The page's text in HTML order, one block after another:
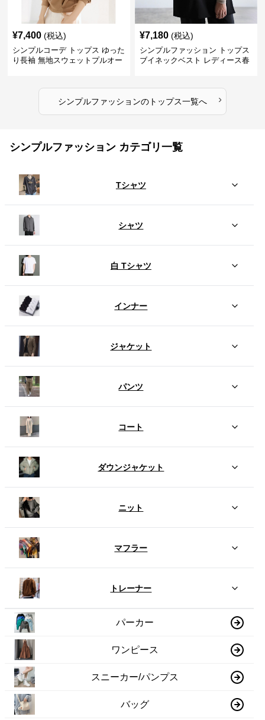
¥7,400 (税込)
シンプルコーデ トップス ゆった
り長袖 無地スウェットプルオー
¥7,180 (税込)
シンプルファッション トップス
ブイネックベスト レディース春
シンプルファッションのトップス一覧へ ›
シンプルファッション カテゴリ一覧
Tシャツ
シャツ
白 Tシャツ
インナー
ジャケット
パンツ
コート
ダウンジャケット
ニット
マフラー
トレーナー
パーカー
ワンピース
スニーカー/パンプス
バッグ